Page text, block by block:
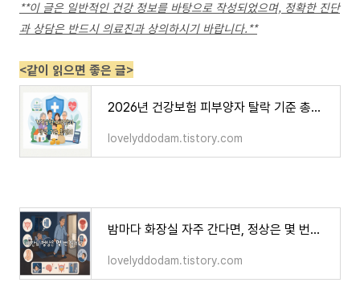
**이 글은 일반적인 건강 정보를 바탕으로 작성되었으며, 정확한 진단
과 상담은 반드시 의료진과 상의하시기 바랍니다.**
<같이 읽으면 좋은 글>
2026년 건강보험 피부양자 탈락 기준 총정리… 재산 5억 넘으면 무조건 제외될까?
lovelyddodam.tistory.com
밤마다 화장실 자주 간다면, 정상은 몇 번일까
lovelyddodam.tistory.com